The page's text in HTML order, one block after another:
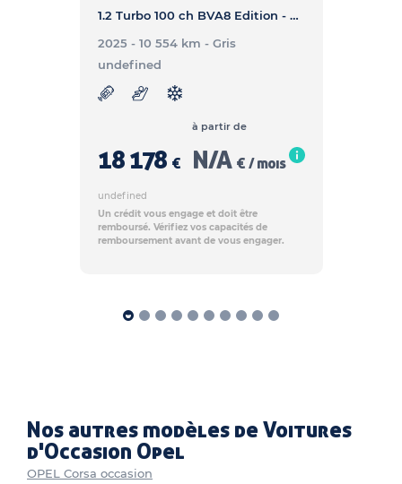
1.2 Turbo 100 ch BVA8 Edition - CORSA 1.2 Turbo 100 ch BVA8 Edition
2025 - 10 554 km - Gris
undefined
18 178 €
à partir de
N/A € / mois
undefined
Un crédit vous engage et doit être
remboursé. Vérifiez vos capacités de
remboursement avant de vous engager.
Nos autres modèles de Voitures
d'Occasion Opel
OPEL Corsa occasion